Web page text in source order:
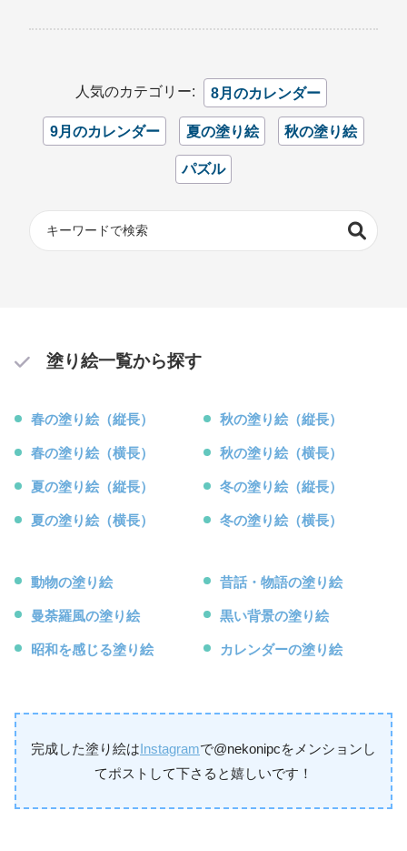
人気のカテゴリー: 8月のカレンダー
9月のカレンダー 夏の塗り絵 秋の塗り絵
パズル
塗り絵一覧から探す
春の塗り絵（縦長）
春の塗り絵（横長）
夏の塗り絵（縦長）
夏の塗り絵（横長）
秋の塗り絵（縦長）
秋の塗り絵（横長）
冬の塗り絵（縦長）
冬の塗り絵（横長）
動物の塗り絵
曼荼羅風の塗り絵
昭和を感じる塗り絵
昔話・物語の塗り絵
黒い背景の塗り絵
カレンダーの塗り絵
完成した塗り絵はInstagramで@nekonipcをメンションし
てポストして下さると嬉しいです！